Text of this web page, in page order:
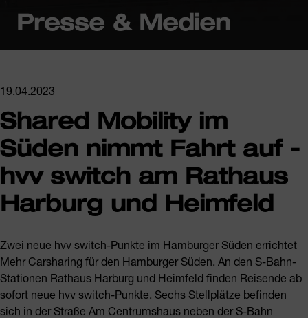
Presse & Medien
19.04.2023
Shared Mobility im
Süden nimmt Fahrt auf -
hvv switch am Rathaus
Harburg und Heimfeld
Zwei neue hvv switch-Punkte im Hamburger Süden errichtet
Mehr Carsharing für den Hamburger Süden. An den S-Bahn-
Stationen Rathaus Harburg und Heimfeld finden Reisende ab
sofort neue hvv switch-Punkte. Sechs Stellplätze befinden
sich in der Straße Am Centrumshaus neben der S-Bahn